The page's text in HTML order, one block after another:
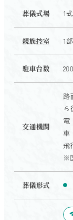
葬儀式場 1
親族控室 1
駐車台数
交通機関
路
ら
電
車
飛
※
葬儀形式